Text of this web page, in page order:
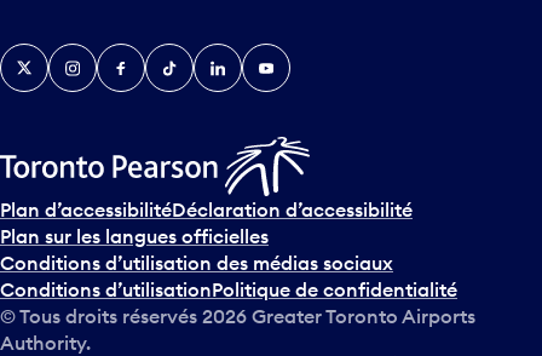
TwitterInstagramFacebook
TikTokLinkedInYouTube
Plan d’accessibilitéDéclaration d’accessibilité
Plan sur les langues officielles
Conditions d’utilisation des médias sociaux
Conditions d’utilisationPolitique de confidentialité
© Tous droits réservés 2026 Greater Toronto Airports
Authority.